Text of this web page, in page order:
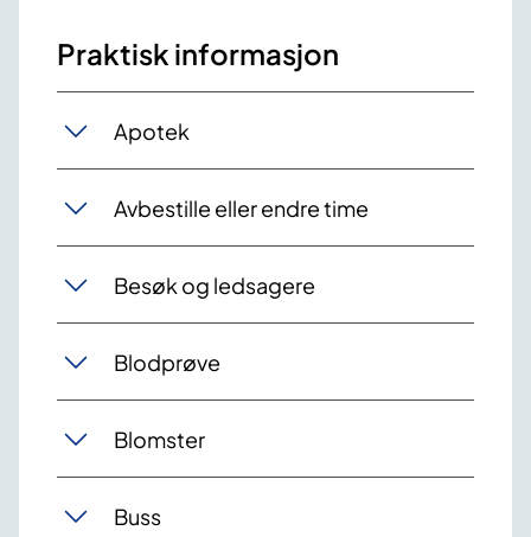
Praktisk informasjon
Apotek
Avbestille eller endre time
Besøk og ledsagere
Blodprøve
Blomster
Buss